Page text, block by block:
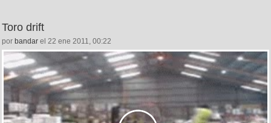
Toro drift
por bandar el 22 ene 2011, 00:22